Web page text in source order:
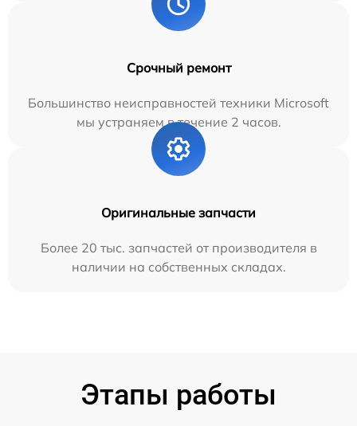
Срочный ремонт
Большинство неисправностей техники Microsoft
мы устраняем в течение 2 часов.
Оригинальные запчасти
Более 20 тыс. запчастей от производителя в
наличии на собственных складах.
Этапы работы